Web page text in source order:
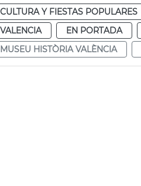
CULTURA Y FIESTAS POPULARES
VALENCIA
EN PORTADA
MUSEU HISTÒRIA VALÈNCIA